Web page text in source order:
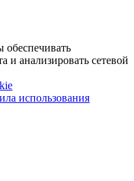
и анализировать сетевой
использования